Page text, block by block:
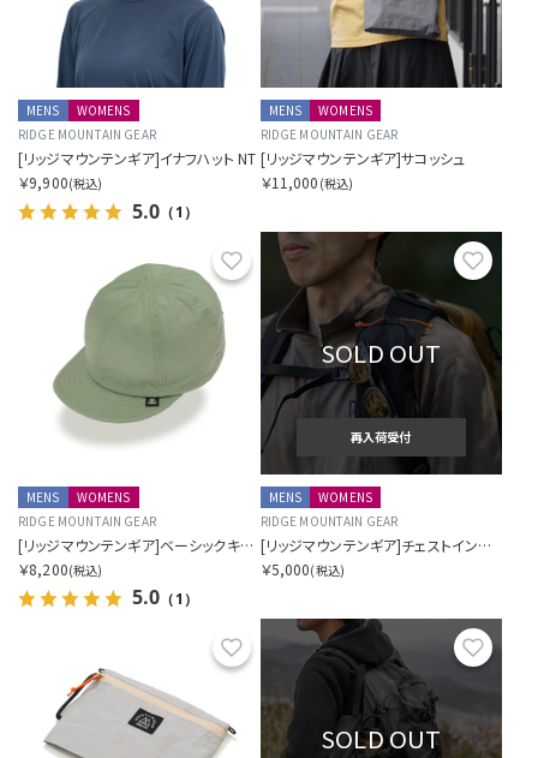
MENS
WOMENS
RIDGE MOUNTAIN GEAR
[リッジマウンテンギア]イナフハット NT
￥9,900(税込)
5.0 （1）
MENS
WOMENS
RIDGE MOUNTAIN GEAR
[リッジマウンテンギア]サコッシュ
￥11,000 (税込)
お気に入り
MENS
WOMENS
RIDGE MOUNTAIN GEAR
[リッジマウンテンギア]ベーシックキャップ NT エクストラ
￥8,200(税込)
5.0 （1）
SOLD OUT
再入荷受付
MENS
WOMENS
RIDGE MOUNTAIN GEAR
[リッジマウンテンギア]チェストインクリース
￥5,000(税込)
お気に入り お気
SOLD OUT